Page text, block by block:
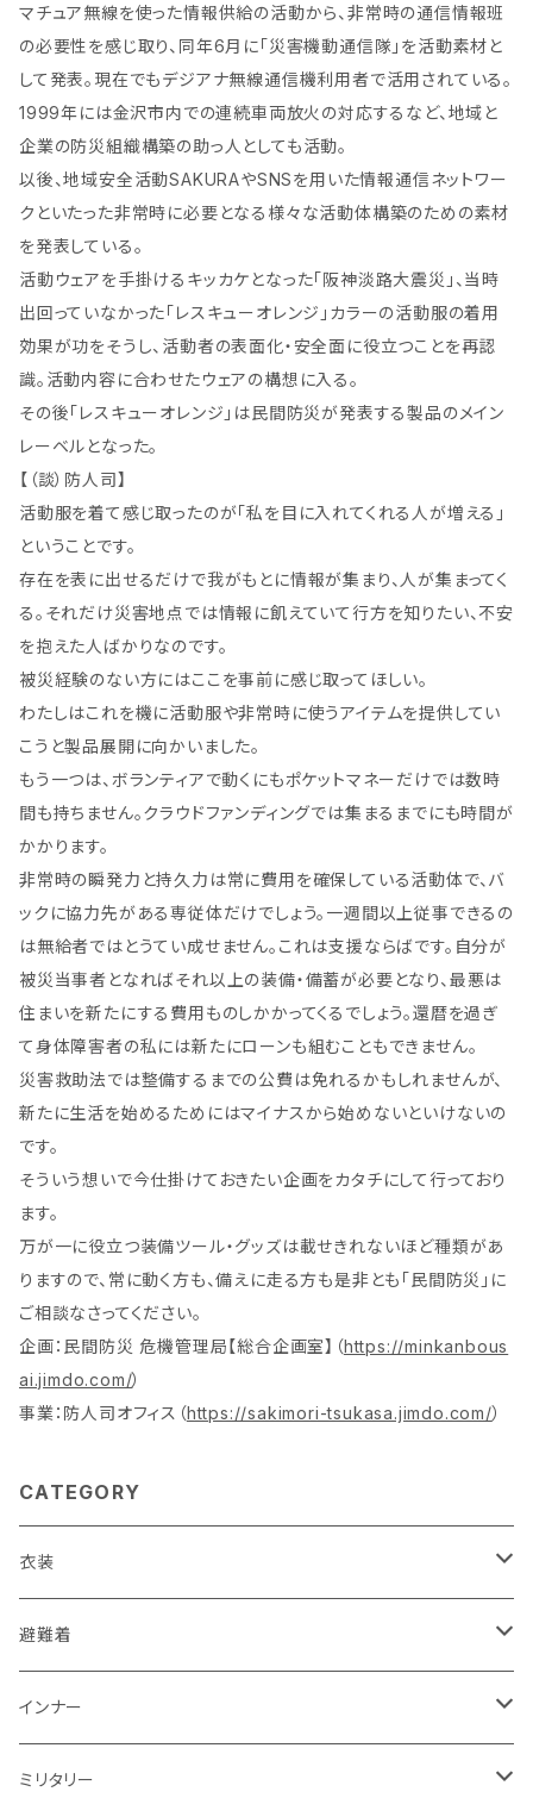
マチュア無線を使った情報供給の活動から、非常時の通信情報班
の必要性を感じ取り、同年6月に「災害機動通信隊」を活動素材と
して発表。現在でもデジアナ無線通信機利用者で活用されている。
1999年には金沢市内での連続車両放火の対応するなど、地域と
企業の防災組織構築の助っ人としても活動。
以後、地域安全活動SAKURAやSNSを用いた情報通信ネットワー
クといたった非常時に必要となる様々な活動体構築のための素材
を発表している。
活動ウェアを手掛けるキッカケとなった「阪神淡路大震災」、当時
出回っていなかった「レスキューオレンジ」カラーの活動服の着用
効果が功をそうし、活動者の表面化・安全面に役立つことを再認
識。活動内容に合わせたウェアの構想に入る。
その後「レスキューオレンジ」は民間防災が発表する製品のメイン
レーベルとなった。
【（談）防人司】
活動服を着て感じ取ったのが「私を目に入れてくれる人が増える」
ということです。
存在を表に出せるだけで我がもとに情報が集まり、人が集まってく
る。それだけ災害地点では情報に飢えていて行方を知りたい、不安
を抱えた人ばかりなのです。
被災経験のない方にはここを事前に感じ取ってほしい。
わたしはこれを機に活動服や非常時に使うアイテムを提供してい
こうと製品展開に向かいました。
もう一つは、ボランティアで動くにもポケットマネーだけでは数時
間も持ちません。クラウドファンディングでは集まるまでにも時間が
かかります。
非常時の瞬発力と持久力は常に費用を確保している活動体で、バ
ックに協力先がある専従体だけでしょう。一週間以上従事できるの
は無給者ではとうてい成せません。これは支援ならばです。自分が
被災当事者となればそれ以上の装備・備蓄が必要となり、最悪は
住まいを新たにする費用ものしかかってくるでしょう。還暦を過ぎ
て身体障害者の私には新たにローンも組むこともできません。
災害救助法では整備するまでの公費は免れるかもしれませんが、
新たに生活を始めるためにはマイナスから始めないといけないの
です。
そういう想いで今仕掛けておきたい企画をカタチにして行っており
ます。
万が一に役立つ装備ツール・グッズは載せきれないほど種類があ
りますので、常に動く方も、備えに走る方も是非とも「民間防災」に
ご相談なさってください。
企画：民間防災 危機管理局【総合企画室】（https://minkanbous
ai.jimdo.com/）
事業：防人司オフィス（https://sakimori-tsukasa.jimdo.com/）
CATEGORY
衣装
活動服（防災服）
ドライウエア
赤色系
レスキュー
POLICE・警察
避難着
レディス
ドライウエア
メンズ
インナー
レディス
ミリタリー